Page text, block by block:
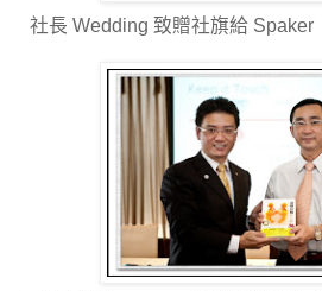
社長 Wedding 致贈社旗給 Spaker